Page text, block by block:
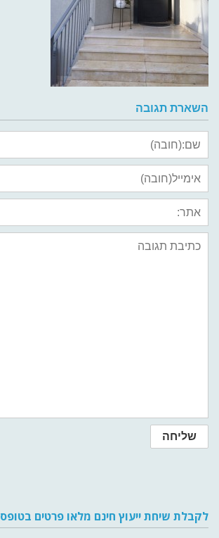
השארת תגובה
לקבלת שיחת ייעוץ חינם מלאו פרטים בטופס